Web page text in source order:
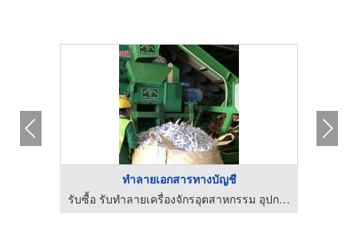
ทําลายเอกสารทางบัญชี
รับซื้อ รับทำลายเครื่องจักรอุตสาหกรรม อุปกรณ์อิเล็กทรอนิกส์